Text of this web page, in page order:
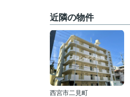
近隣の物件
西宮市二見町